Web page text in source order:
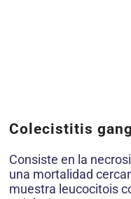
Colecistitis
Consiste en la
una mortalidad
muestra leucocitois